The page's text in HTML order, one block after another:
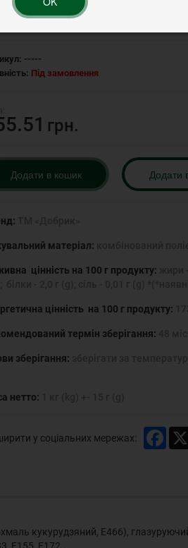
-----
Під замовлення
грн.
Додати в кошик Додати
матеріал:
цінність на 100 г продукту:
цінність на 100 г продукту:
термін зберігання:
зберігання:
нетто:
у соціальних мережах:
кукурудзяний, Е466),